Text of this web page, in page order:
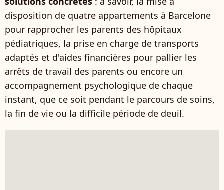
disposition de quatre appartements à Barcelone
pour rapprocher les parents des hôpitaux
pédiatriques, la prise en charge de transports
adaptés et d'aides financières pour pallier les
arrêts de travail des parents ou encore un
accompagnement psychologique de chaque
instant, que ce soit pendant le parcours de soins,
la fin de vie ou la difficile période de deuil.